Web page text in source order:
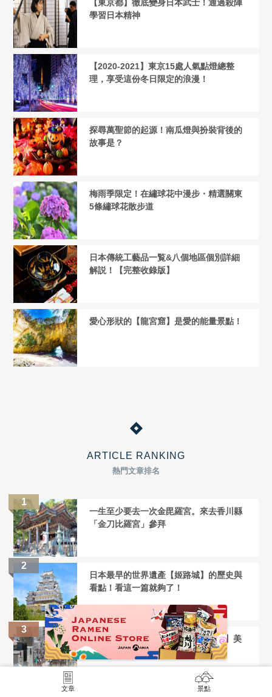
【東京都】徹底變身日本武士！通過殺陣
學習日本精神
【2020-2021】東京15處人氣點燈總整
理，享受這份冬日限定的浪漫！
探尋萬聖節的起源！南瓜燈與扮裝背後的
故事是？
梅雨季限定！在繡球花中漫步・精選關東
5條繡球花散步道
日本傳統工藝品一覧&八個地區個別詳細
解説！【完整收錄版】
愛心形狀的【龍宮窟】是愛的能量景點！
ARTICLE RANKING
熱門文章排名
一生至少要去一次金毘羅宮。來去香川縣
「金刀比羅宮」參拜
日本最早的世界遺產【姬路城】的歷史與
看點！看這一篇就夠了！
心滿意足的1小時!【谷中銀座商店街】美
食與選購伴手的最佳路線
文章 景點